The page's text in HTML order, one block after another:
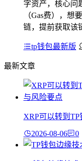
字资产，核心问
（Gas费），想
链，提前获取该
tp钱包最新版
最新文章
XRP可以转到
2026-08-06 0